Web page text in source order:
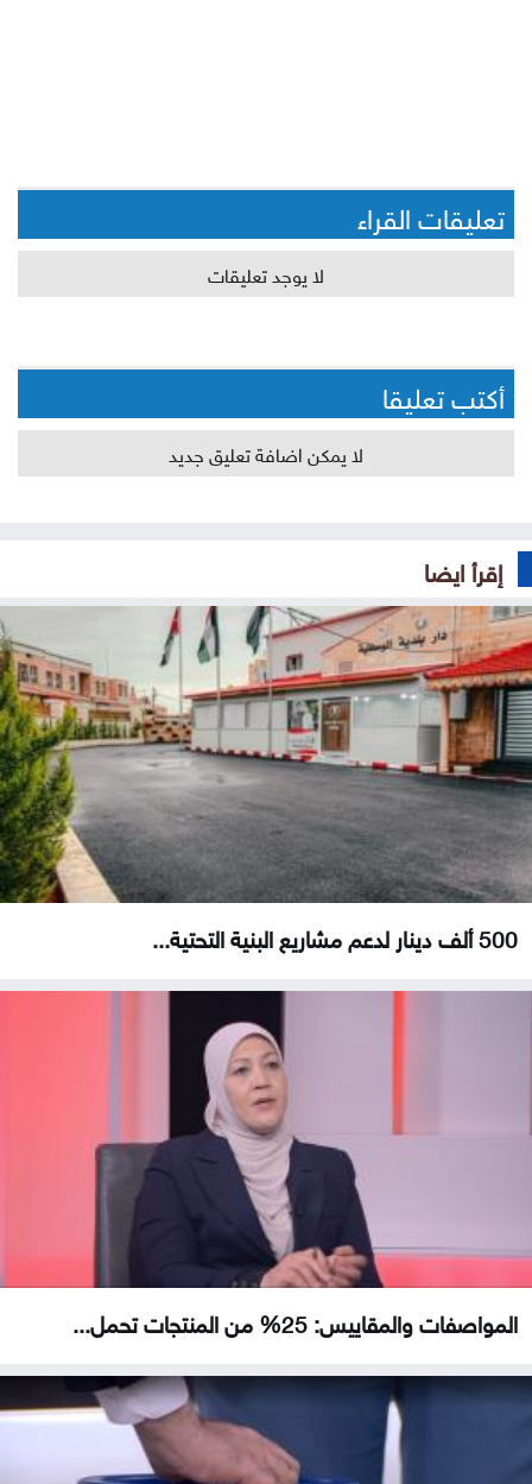
تعليقات القراء
لا يوجد تعليقات
أكتب تعليقا
لا يمكن اضافة تعليق جديد
إقرأ ايضا
500 ألف دينار لدعم مشاريع البنية التحتية...
المواصفات والمقاييس: 25% من المنتجات تحمل...